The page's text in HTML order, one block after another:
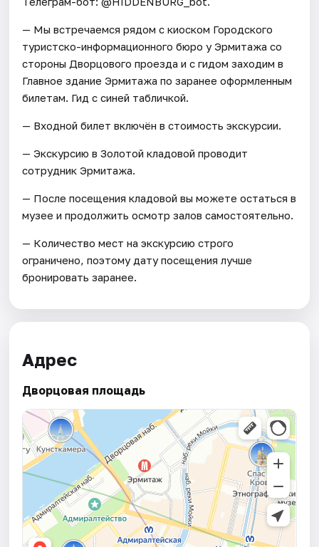
— Мы встречаемся рядом с киоском Городского
туристско-информационного бюро у Эрмитажа со
стороны Дворцового проезда и с гидом заходим в
Главное здание Эрмитажа по заранее оформленным
билетам. Гид с синей табличкой.
— Входной билет включён в стоимость экскурсии.
— Экскурсию в Золотой кладовой проводит
сотрудник Эрмитажа.
— После посещения кладовой вы можете остаться в
музее и продолжить осмотр залов самостоятельно.
— Количество мест на экскурсию строго
ограничено, поэтому дату посещения лучше
бронировать заранее.
Адрес
Дворцовая площадь